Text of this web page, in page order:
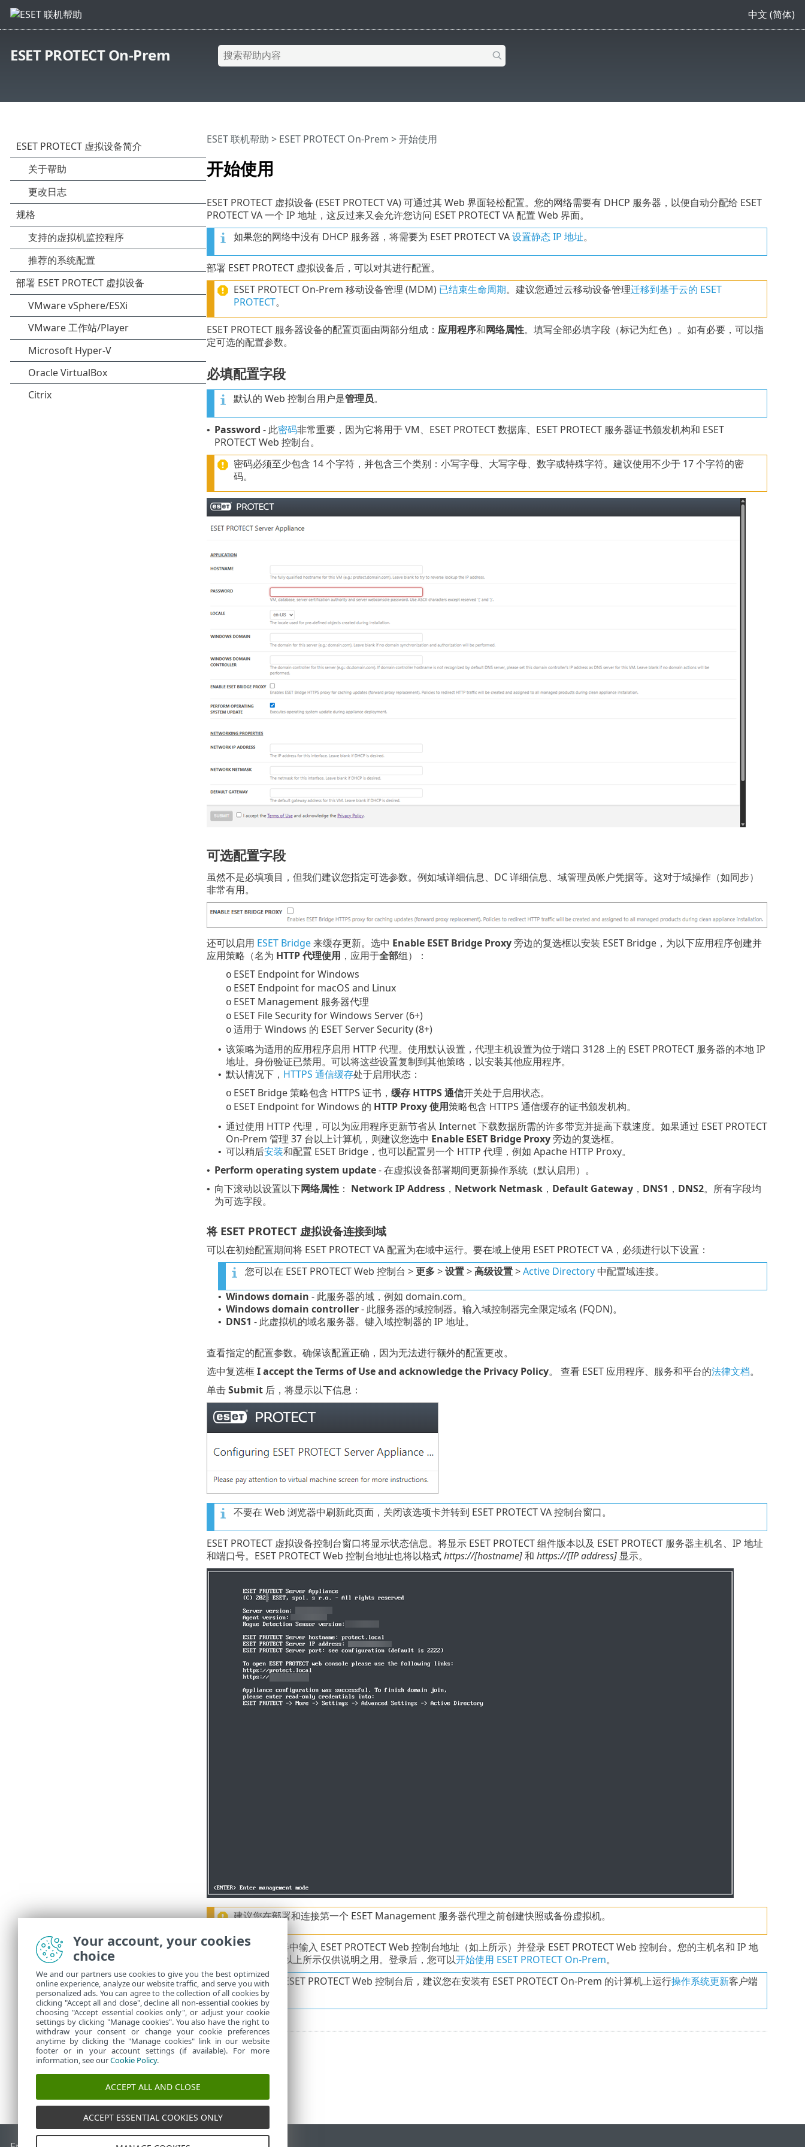
中文 (简体)
ESET PROTECT On-Prem
开始使用
ESET 联机帮助 > ESET PROTECT On-Prem >开始使用
ESET PROTECT 虚拟设备 (ESET PROTECT VA) 可通过其 Web 界面轻松配置。您的网络需要有 DHCP 服务器，以便自动分配给 ESET
PROTECT VA 一个 IP 地址，这反过来又会允许您访问 ESET PROTECT VA 配置 Web 界面。
如果您的网络中没有 DHCP 服务器，将需要为 ESET PROTECT VA设置静态 IP 地址。
部署 ESET PROTECT 虚拟设备后，可以对其进行配置。
ESET PROTECT On-Prem 移动设备管理 (MDM) 已结束生命周期。建议您通过云移动设备管理迁移到基于云的 ESET
PROTECT。
ESET PROTECT 服务器设备的配置页面由两部分组成： 应用程序和网络属性。填写全部必填字段（标记为红色）。如有必要，可以指
定可选的配置参数。
必填配置字段
默认的 Web 控制台用户是管理员。
• Password - 此密码非常重要，因为它将用于 VM、ESET PROTECT 数据库、ESET PROTECT 服务器证书颁发机构和 ESET
PROTECT Web 控制台。
密码必须至少包含 14 个字符，并包含三个类别：小写字母、大写字母、数字或特殊字符。建议使用不少于 17 个字符的密
码。
可选配置字段
虽然不是必填项目，但我们建议您指定可选参数。例如域详细信息、DC 详细信息、域管理员帐户凭据等。这对于域操作（如同步）
非常有用。
还可以启用 ESET Bridge来缓存更新。选中 Enable ESET Bridge Proxy旁边的复选框以安装 ESET Bridge，为以下应用程序创建并
应用策略（名为 HTTP 代理使用 ，应用于全部组）：
o ESET Endpoint for Windows
o ESET Endpoint for macOS and Linux
o ESET Management 服务器代理
o ESET File Security for Windows Server (6+)
o 适用于 Windows 的 ESET Server Security (8+)
• 该策略为适用的应用程序启用 HTTP 代理。使用默认设置，代理主机设置为位于端口 3128 上的 ESET PROTECT 服务器的本地 IP
地址。身份验证已禁用。可以将这些设置复制到其他策略，以安装其他应用程序。
• 默认情况下， HTTPS 通信缓存处于启用状态：
o ESET Bridge 策略包含 HTTPS 证书， 缓存 HTTPS 通信开关处于启用状态。
o ESET Endpoint for Windows 的 HTTP Proxy 使用策略包含 HTTPS 通信缓存的证书颁发机构。
• 通过使用 HTTP 代理，可以为应用程序更新节省从 Internet 下载数据所需的许多带宽并提高下载速度。如果通过 ESET PROTECT
On-Prem 管理 37 台以上计算机，则建议您选中 Enable ESET Bridge Proxy旁边的复选框。
• 可以稍后安装和配置 ESET Bridge，也可以配置另一个 HTTP 代理，例如 Apache HTTP Proxy。
• Perform operating system update- 在虚拟设备部署期间更新操作系统（默认启用）。
• 向下滚动以设置以下网络属性： Network IP Address， Network Netmask， Default Gateway， DNS1 ， DNS2。所有字段均
为可选字段。
将 ESET PROTECT 虚拟设备连接到域
可以在初始配置期间将 ESET PROTECT VA 配置为在域中运行。要在域上使用 ESET PROTECT VA，必须进行以下设置：
您可以在 ESET PROTECT Web 控制台 >更多 >设置>高级设置>Active Directory中配置域连接。
• Windows domain - 此服务器的域，例如 domain.com。
• Windows domain controller- 此服务器的域控制器。输入域控制器完全限定域名 (FQDN)。
• DNS1 - 此虚拟机的域名服务器。键入域控制器的 IP 地址。
查看指定的配置参数。确保该配置正确，因为无法进行额外的配置更改。
选中复选框I accept the Terms of Use and acknowledge the Privacy Policy。 查看 ESET 应用程序、服务和平台的法律文档。
单击Submit后，将显示以下信息：
不要在 Web 浏览器中刷新此页面，关闭该选项卡并转到 ESET PROTECT VA 控制台窗口。
ESET PROTECT 虚拟设备控制台窗口将显示状态信息。将显示 ESET PROTECT 组件版本以及 ESET PROTECT 服务器主机名、IP 地址
和端口号。ESET PROTECT Web 控制台地址也将以格式https://[hostname]和 https://[IP address]显示。
建议您在部署和连接第一个 ESET Management 服务器代理之前创建快照或备份虚拟机。
在您的 Web 浏览器中输入 ESET PROTECT Web 控制台地址（如上所示）并登录 ESET PROTECT Web 控制台。您的主机名和 IP 地
址可能迥然不同，以上所示仅供说明之用。登录后，您可以开始使用 ESET PROTECT On-Prem。
首次登录到 ESET PROTECT Web 控制台后，建议您在安装有 ESET PROTECT On-Prem 的计算机上运行操作系统更新客户端
任务。
Your account, your cookies
choice
We and our partners use cookies to give you the best optimized
online experience, analyze our website traffic, and serve you with
personalized ads. You can agree to the collection of all cookies by
clicking "Accept all and close", decline all non-essential cookies by
choosing "Accept essential cookies only", or adjust your cookie
settings by clicking "Manage cookies". You also have the right to
withdraw your consent or change your cookie preferences
anytime by clicking the "Manage cookies" link in our website
footer or in your account settings (if available). For more
information, see ourCookie Policy.
ACCEPT ALL AND CLOSE
ACCEPT ESSENTIAL COOKIES ONLY